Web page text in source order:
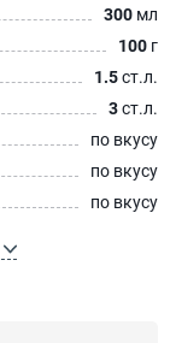
300 мл
100 г
1.5ст.л.
3ст.л.
по вкусу
по вкусу
по вкусу